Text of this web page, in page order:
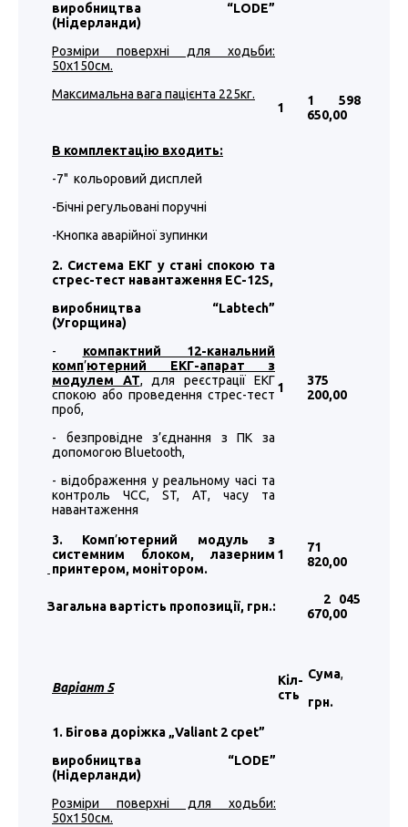
виробництва “LODE”
(Нідерланди)
Розміри поверхні для ходьби:
50х150см.
Максимальна вага пацієнта 225кг.
В комплектацію входить:
-7" кольоровий дисплей
-Бічні регульовані поручні
-Кнопка аварійної зупинки
1
1 598
650,00
2. Система ЕКГ у стані спокою та
стрес-тест навантаження EC-12S,
виробництва “Labtech”
(Угорщина)
- компактний 12-канальний
комп’ютерний ЕКГ-апарат з
модулем АТ, для реєстрації ЕКГ
спокою або проведення стрес-тест
проб,
- безпровідне з’єднання з ПК за
допомогою Bluetooth,
- відображення у реальному часі та
контроль ЧСС, ST, АТ, часу та
навантаження
1
375
200,00
3. Комп’ютерний модуль з
системним блоком, лазерним
принтером, монітором.
1
71
820,00
Загальна вартість пропозиції, грн.:
2 045
670,00
Варіант 5
Кіл-
сть
Сума,
грн.
1. Бігова доріжка „Valiant 2 cpet”
виробництва “LODE”
(Нідерланди)
Розміри поверхні для ходьби:
50х150см.